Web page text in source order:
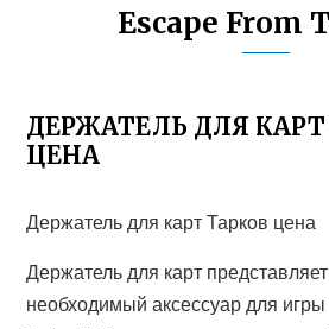
Escape From
ДЕРЖАТЕЛЬ ДЛЯ КАРТ
ЦЕНА
Держатель для карт Тарков цена
Держатель для карт
необходимый аксессуар для